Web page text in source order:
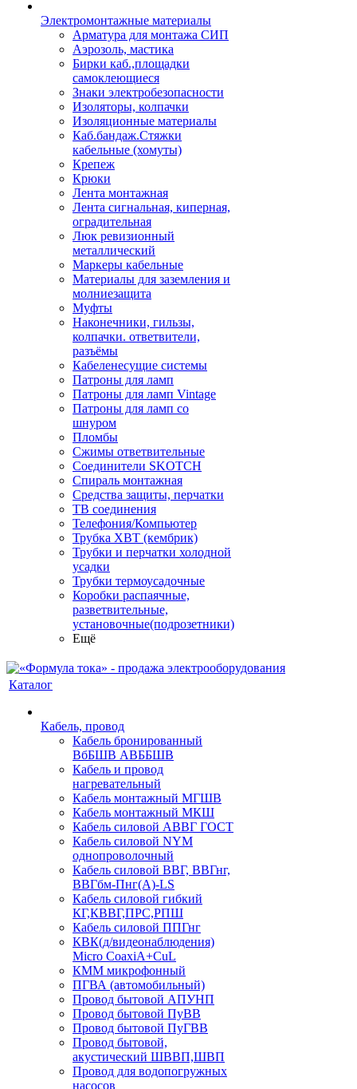
Электромонтажные материалы
Арматура для монтажа СИП
Аэрозоль, мастика
Бирки каб.,площадки
самоклеющиеся
Знаки электробезопасности
Изоляторы, колпачки
Изоляционные материалы
Каб.бандаж.Стяжки
кабельные (хомуты)
Крепеж
Крюки
Лента монтажная
Лента сигнальная, киперная,
оградительная
Люк ревизионный
металлический
Маркеры кабельные
Материалы для заземления и
молниезащита
Муфты
Наконечники, гильзы,
колпачки. ответвители,
разъёмы
Кабеленесущие системы
Патроны для ламп
Патроны для ламп Vintage
Патроны для ламп со
шнуром
Пломбы
Сжимы ответвительные
Соединители SKOTCH
Спираль монтажная
Средства защиты, перчатки
ТВ соединения
Телефония/Компьютер
Трубка ХВТ (кембрик)
Трубки и перчатки холодной
усадки
Трубки термоусадочные
Коробки распаячные,
разветвительные,
установочные(подрозетники)
Ещё
Каталог
Кабель, провод
Кабель бронированный
ВбБШВ АВББШВ
Кабель и провод
нагревательный
Кабель монтажный МГШВ
Кабель монтажный МКШ
Кабель силовой АВВГ ГОСТ
Кабель силовой NYM
однопроволочный
Кабель силовой ВВГ, ВВГнг,
ВВГбм-Пнг(А)-LS
Кабель силовой гибкий
КГ,КВВГ,ПРС,РПШ
Кабель силовой ППГнг
КВК(д/видеонаблюдения)
Micro CoaxiA+CuL
КММ микрофонный
ПГВА (автомобильный)
Провод бытовой АПУНП
Провод бытовой ПуВВ
Провод бытовой ПуГВВ
Провод бытовой,
акустический ШВВП,ШВП
Провод для водопогружных
насосов